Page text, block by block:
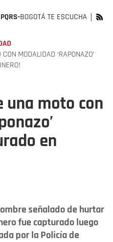
PQRS-BOGOTÁ TE ESCUCHA
MODALIDAD ‘RAPONAZO’
una moto con
en
señalado de hurtar
fue capturado luego
por la Policía de